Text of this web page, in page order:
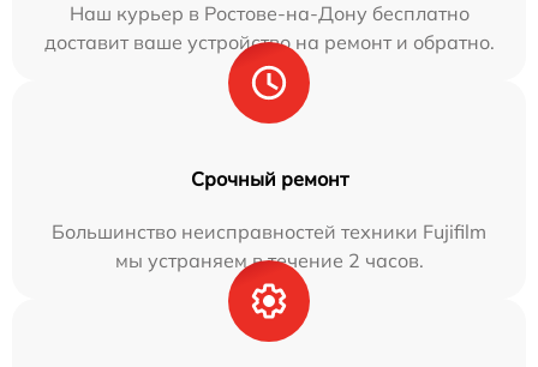
Наш курьер в Ростове-на-Дону бесплатно
доставит ваше устройство на ремонт и обратно.
Срочный ремонт
Большинство неисправностей техники Fujifilm
мы устраняем в течение 2 часов.